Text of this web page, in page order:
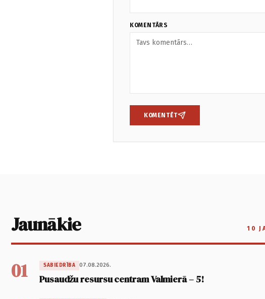
KOMENTĀRS
KOMENTĒT
Jaunākie 10
01 SABIEDRĪBA 07.08.2026.
Pusaudžu resursu centram Valmierā – 5!